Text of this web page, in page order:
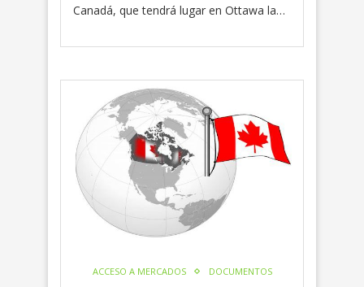
Canadá, que tendrá lugar en Ottawa la…
ACCESO A MERCADOS DOCUMENTOS